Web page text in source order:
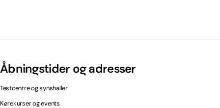
Åbningstider og adresser
Testcentre og synshaller
Kørekurser og events